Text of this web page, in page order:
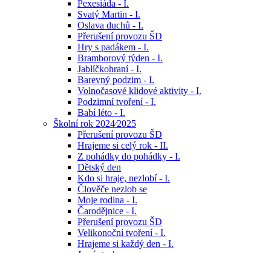
Pexesiáda - I.
Svatý Martin - I.
Oslava duchů - I.
Přerušení provozu ŠD
Hry s padákem - I.
Bramborový týden - I.
Jablíčkohraní - I.
Barevný podzim - I.
Volnočasové klidové aktivity - I.
Podzimní tvoření - I.
Babí léto - I.
Školní rok 2024⁄2025
Přerušení provozu ŠD
Hrajeme si celý rok - II.
Z pohádky do pohádky - I.
Dětský den
Kdo si hraje, nezlobí - I.
Člověče nezlob se
Moje rodina - I.
Čarodějnice - I.
Přerušení provozu ŠD
Velikonoční tvoření - I.
Hrajeme si každý den - I.